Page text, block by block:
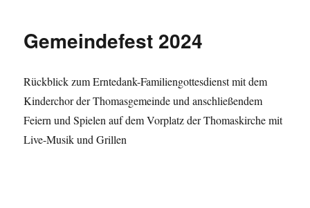
Gemeindefest 2024
Rückblick zum Erntedank-Familiengottesdienst mit dem
Kinderchor der Thomasgemeinde und anschließendem
Feiern und Spielen auf dem Vorplatz der Thomaskirche mit
Live-Musik und Grillen